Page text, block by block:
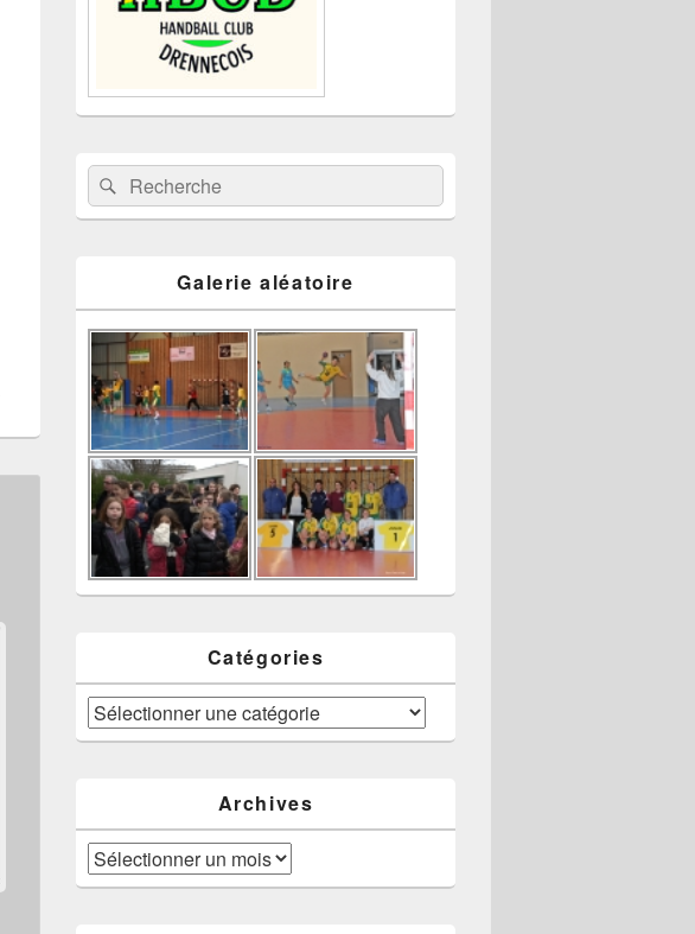
Recherche :Rechercher
Galerie aléatoire
Catégories
Catégories
Archives
Archives